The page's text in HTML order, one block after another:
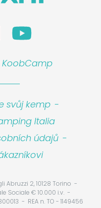
KoobCamp
svůj kemp -
Italia
údajů -
Abruzzi 2, 10128 Torino
Sociale € 10.000 i.v.
REA n. TO - 1149456